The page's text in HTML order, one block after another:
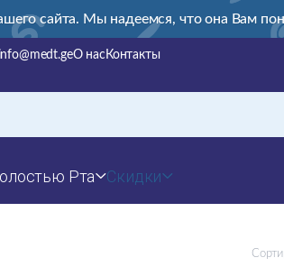
сайта. Мы надеемся, что она Вам
info@medt.geО насКонтакты
Рта Скидки